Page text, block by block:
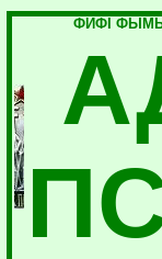
ФИФI